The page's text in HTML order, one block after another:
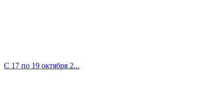
С 17 по 19 октября 2...